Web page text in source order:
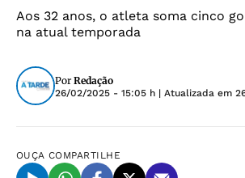
Aos 32 anos, o atleta soma cinco
na atual temporada
Por Redação
26/02/2025 - 15:05 h | Atualizada em
OUÇA COMPARTILHE